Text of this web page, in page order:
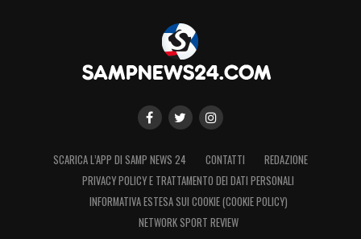
SCARICA L’APP DI SAMP NEWS 24 CONTATTI
REDAZIONE
PRIVACY POLICY E TRATTAMENTO DEI DATI PERSONALI
INFORMATIVA ESTESA SUI COOKIE (COOKIE POLICY)
NETWORK SPORT REVIEW